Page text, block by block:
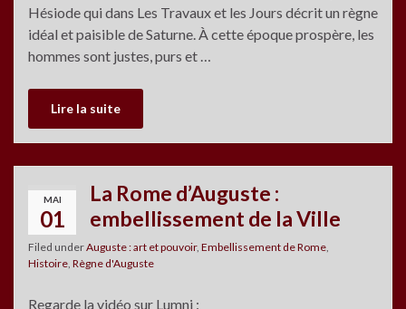
Hésiode qui dans Les Travaux et les Jours décrit un règne
idéal et paisible de Saturne. À cette époque prospère, les
hommes sont justes, purs et …
Lire la suite
MAI
01
La Rome d’Auguste :
embellissement de la Ville
Filed underAuguste : art et pouvoir, Embellissement de Rome
Histoire Règne d'Auguste
Regarde la vidéo sur Lumni :